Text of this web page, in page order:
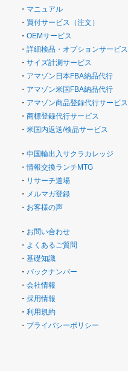
・ マニュアル
・ 買付サービス（注文）
・ OEMサービス
・ 詳細検品・オプションサービス
・ サイズ計測サービス
・ アマゾン日本FBA納品代行
・ アマゾン米国FBA納品代行
・ アマゾン商品登録代行サービス
・ 商標登録代行サービス
・ 米国内返送/検品サービス
・ 中国輸出入サクラカレッジ
・情報交換ランチMTG
・ リサーチ道場
・ メルマガ登録
・ お客様の声
・ お問い合わせ
・ よくあるご質問
・ 基礎知識
・ バックナンバー
・ 会社情報
・ 採用情報
・ 利用規約
・ プライバシーポリシー